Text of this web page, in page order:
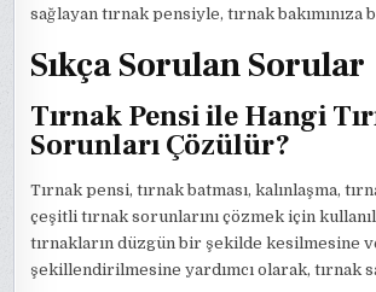
sağlayan tırnak pensiyle, tırnak
Sıkça Sorulan Sorular
Tırnak Pensi ile Hangi
Sorunları Çözülür?
Tırnak pensi, tırnak batması, kalınlaşma,
çeşitli tırnak sorunlarını çözmek için
tırnakların düzgün bir şekilde kesilmesine
şekillendirilmesine yardımcı olarak, tırnak